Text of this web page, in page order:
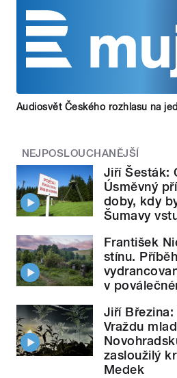
Audiosvět Českého rozhlasu na
NEJPOSLOUCHANĚJŠÍ
Jiří Šesták:
Úsměvný
doby, kdy
Šumavy
František
stínu.
v
Jiří
Vraždu
zasloužilý
Medek